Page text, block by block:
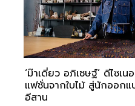
‘ม๊าเดี่ยว อภิเชษฐ์’ ดีไซเ
แฟชั่นจากใบไม้ สู่นักออก
อีสาน